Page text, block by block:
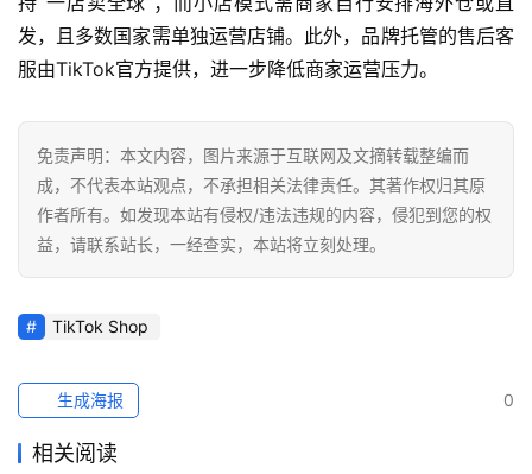
百
科
营
销
导
航
发，且多数国家需单独运营店铺。此外，品牌托管的售后客
服由TikTok官方提供，进一步降低商家运营压力。
免责声明：本文内容，图片来源于互联网及文摘转载整编而
成，不代表本站观点，不承担相关法律责任。其著作权归其原
作者所有。如发现本站有侵权/违法违规的内容，侵犯到您的权
益，请联系站长，一经查实，本站将立刻处理。
TikTok Shop
0
生成海报
相关阅读